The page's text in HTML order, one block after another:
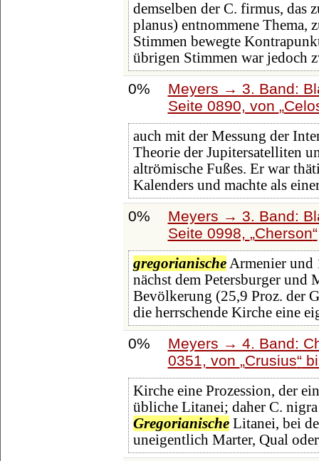
demselben der C. firmus, das
planus) entnommene Thema,
Stimmen bewegte
übrigen Stimmen war jedoch
0%
Meyers → 3. Band:
Seite 0890, von
auch mit der Messung der
Theorie der Jupitersatelliten
altrömische Fußes. Er war
Kalenders und machte als
0%
Meyers → 3. Band:
Seite 0998,
Cherson
gregorianischeArmenier und
nächst dem Petersburger und
Bevölkerung (25,9 Proz. der
die herrschende Kirche eine
0%
Meyers → 4. Band:
0351, von Crusius
Kirche eine Prozession, der
übliche Litanei; daher C.
GregorianischeLitanei, bei
uneigentlich Marter, Qual